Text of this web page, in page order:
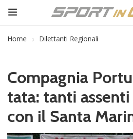
Home Dilettanti Regionali
Compagnia
tata: tanti
con il Santa